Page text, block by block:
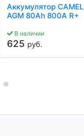
Аккумулятор CAMEL
AGM 80Ah 800A R+
В наличии
625 руб.